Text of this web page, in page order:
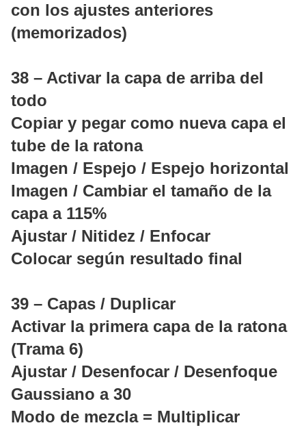
con los ajustes anteriores
(memorizados)
38 – Activar la capa de arriba del
todo
Copiar y pegar como nueva capa el
tube de la ratona
Imagen / Espejo / Espejo horizontal
Imagen / Cambiar el tamaño de la
capa a 115%
Ajustar / Nitidez / Enfocar
Colocar según resultado final
39 – Capas / Duplicar
Activar la primera capa de la ratona
(Trama 6)
Ajustar / Desenfocar / Desenfoque
Gaussiano a 30
Modo de mezcla = Multiplicar